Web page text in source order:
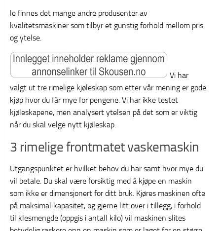
le finnes det mange andre produsenter av
kvalitetsmaskiner som tilbyr et gunstig forhold mellom pris
og ytelse.
Vi har
valgt ut tre rimelige kjøleskap som etter vår mening er gode
kjøp hvor du får mye for pengene. Vi har ikke testet
kjøleskapene, men analysert ytelsen på det som er viktig
når du skal velge nytt kjøleskap.
3 rimelige frontmatet vaskemaskin
Utgangspunktet er hvilket behov du har samt hvor mye du
vil betale. Du skal være forsiktig med å kjøpe en maskin
som ikke er dimensjonert for ditt bruk. Kjøres maskinen ofte
på maksimal kapasitet, og gjerne litt over i tillegg, i forhold
til klesmengde (oppgis i antall kilo) vil maskinen slites